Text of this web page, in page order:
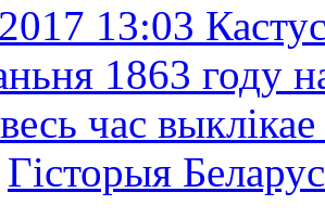
13:03
1863 году
час
Гісторыя